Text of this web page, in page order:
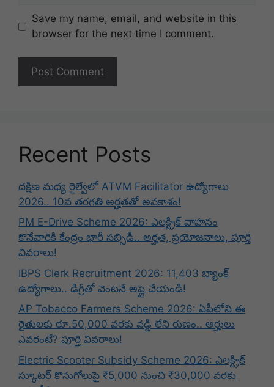
Save my name, email, and website in this
browser for the next time I comment.
Recent Posts
దక్షిణ మధ్య రైల్వేలో ATVM Facilitator ఉద్యోగాలు
2026.. 10వ తరగతి అర్హతతో అవకాశం!
PM E-Drive Scheme 2026: ఎలక్ట్రిక్ వాహనం
కొనేవారికి కేంద్రం భారీ సబ్సిడీ.. అర్హత, ప్రయోజనాలు, పూర్తి
వివరాలు!
IBPS Clerk Recruitment 2026: 11,403 బ్యాంక్
ఉద్యోగాలు.. డిగ్రీతో వెంటనే అప్లై చేయండి!
AP Tobacco Farmers Scheme 2026: ఏపీలోని ఈ
రైతులకు రూ.50,000 వరకు వడ్డీ లేని రుణం.. అర్హులు
ఎవరంటే? పూర్తి వివరాలు!
Electric Scooter Subsidy Scheme 2026: ఎలక్ట్రిక్
స్కూటర్ కొనుగోలుపై ₹5,000 నుంచి ₹30,000 వరకు